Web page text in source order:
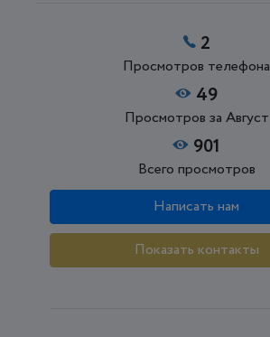
2
Просмотров телефона
49
Просмотров за Август
901
Всего просмотров
Написать нам
Показать контакты